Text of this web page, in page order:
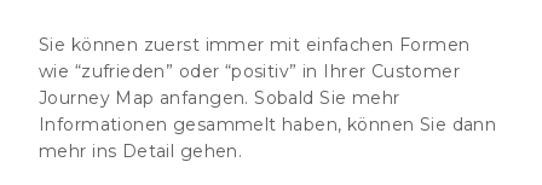
Sie können zuerst immer mit einfachen Formen
wie “zufrieden” oder “positiv” in Ihrer Customer
Journey Map anfangen. Sobald Sie mehr
Informationen gesammelt haben, können Sie dann
mehr ins Detail gehen.